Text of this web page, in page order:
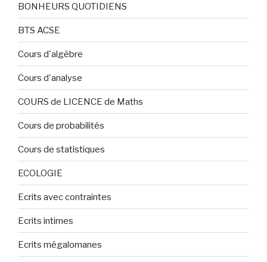
BONHEURS QUOTIDIENS
BTS ACSE
Cours d'algèbre
Cours d'analyse
COURS de LICENCE de Maths
Cours de probabilités
Cours de statistiques
ECOLOGIE
Ecrits avec contraintes
Ecrits intimes
Ecrits mégalomanes